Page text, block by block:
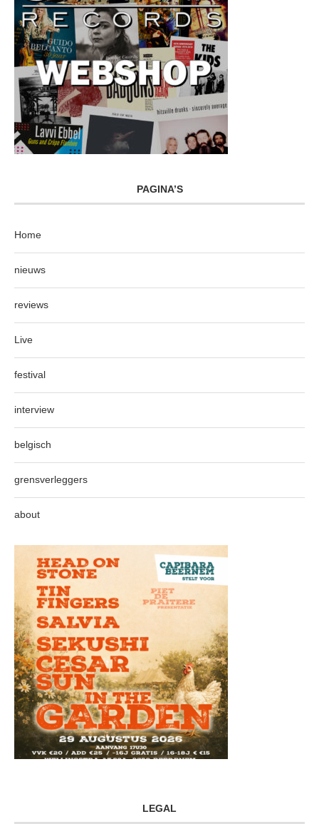
PAGINA’S
Home
nieuws
reviews
Live
festival
interview
belgisch
grensverleggers
about
LEGAL